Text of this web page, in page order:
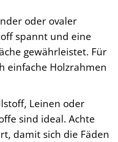
oder ovaler
spannt und eine
gewährleistet. Für
einfache Holzrahmen
Leinen oder
sind ideal. Achte
damit sich die Fäden